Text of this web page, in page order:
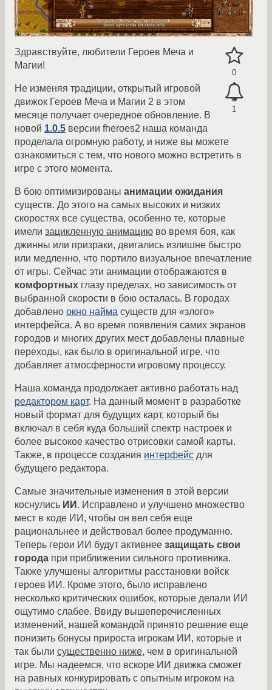
0
1
Здравствуйте, любители Героев Меча и
Магии!
Не изменяя традиции, открытый игровой
движок Героев Меча и Магии 2 в этом
месяце получает очередное обновление. В
новой 1.0.5 версии fheroes2 наша команда
проделала огромную работу, и ниже вы можете
ознакомиться с тем, что нового можно встретить в
игре с этого момента.
В бою оптимизированы анимации ожидания
существ. До этого на самых высоких и низких
скоростях все существа, особенно те, которые
имели зацикленную анимацию во время боя, как
джинны или призраки, двигались излишне быстро
или медленно, что портило визуальное впечатление
от игры. Сейчас эти анимации отображаются в
комфортных глазу пределах, но зависимость от
выбранной скорости в бою осталась. В городах
добавлено окно найма существ для «злого»
интерфейса. А во время появления самих экранов
городов и многих других мест добавлены плавные
переходы, как было в оригинальной игре, что
добавляет атмосферности игровому процессу.
Наша команда продолжает активно работать над
редактором карт. На данный момент в разработке
новый формат для будущих карт, который бы
включал в себя куда больший спектр настроек и
более высокое качество отрисовки самой карты.
Также, в процессе создания интерфейс для
будущего редактора.
Самые значительные изменения в этой версии
коснулись ИИ . Исправлено и улучшено множество
мест в коде ИИ, чтобы он вел себя еще
рациональнее и действовал более продуманно.
Теперь герои ИИ будут активнее защищать свои
города при приближении сильного противника.
Также улучшены алгоритмы расстановки войск
героев ИИ. Кроме этого, было исправлено
несколько критических ошибок, которые делали ИИ
ощутимо слабее. Ввиду вышеперечисленных
изменений, нашей командой принято решение еще
понизить бонусы прироста игрокам ИИ, которые и
так были существенно ниже, чем в оригинальной
игре. Мы надеемся, что вскоре ИИ движка сможет
на равных конкурировать с опытным игроком на